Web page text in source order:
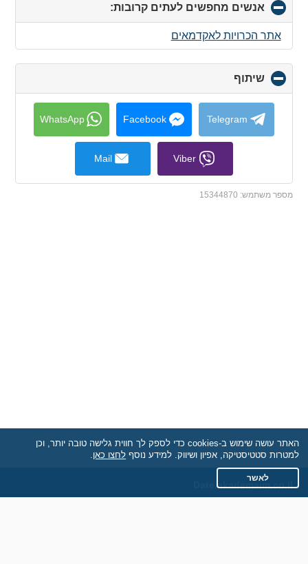
אנשים מחפשים לעתים קרובות:
to
contents
אתר הכרויות לאקדמאים
שיתוף
to
collapse
contents
Telegram
Facebook
WhatsApp
Viber
Mail
מספר משתמש: 15344870
Date.akademaim.co.il
האתר עושה שימוש ב-cookies כדי לספק לך חווית גלישה טובה יותר, וכן
למטרות סטטיסטיקה, אפיון ושיווק. למידע נוסף לחצו כאן.
לאשר